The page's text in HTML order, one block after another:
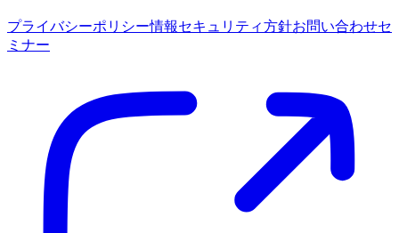
プライバシーポリシー情報セキュリティ方針お問い合わせセ
ミナー